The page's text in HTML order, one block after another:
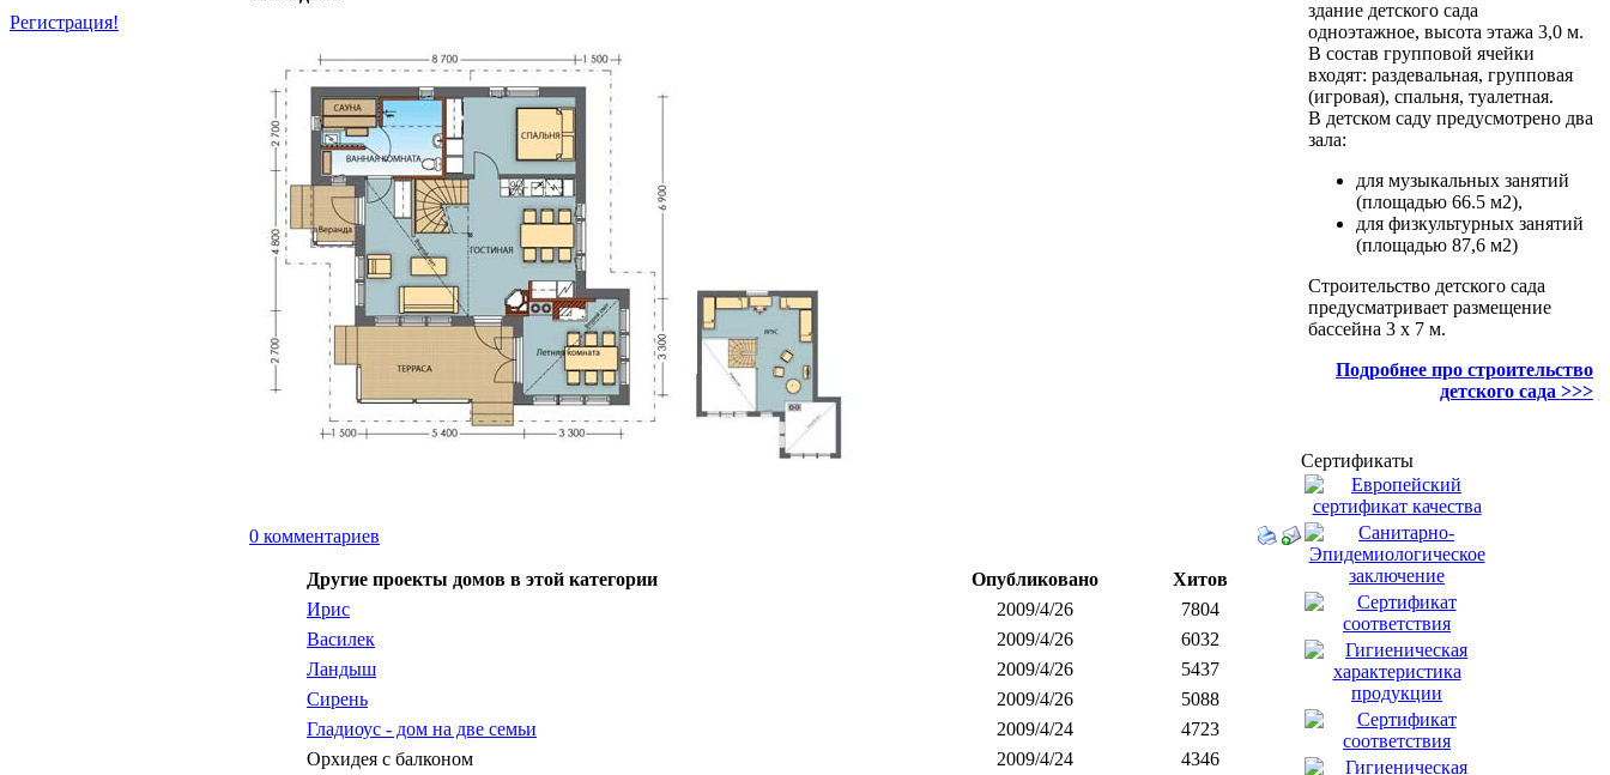
Регистрация!
0 комментариев
Другие проекты домов в этой категории Опубликовано
Хитов
Ирис
2009/4/26
7804
Василек
2009/4/26
6032
Ландыш
2009/4/26
5437
Сирень
2009/4/26
5088
Гладиоус - дом на две семьи
2009/4/24
4723
Орхидея с балконом
2009/4/24 4346
здание детского сада
одноэтажное, высота этажа 3,0 м.
В состав групповой ячейки
входят: раздевальная, групповая
(игровая), спальня, туалетная.
В детском саду предусмотрено два
зала:
для музыкальных занятий
(площадью 66.5 м2),
для физкультурных занятий
(площадью 87,6 м2)
Строительство детского сада
предусматривает размещение
бассейна 3 х 7 м.
Подробнее про строительство
детского сада >>>
Сертификаты